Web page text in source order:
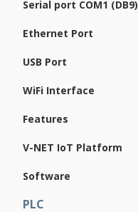
Serial port COM1 (DB9)
Ethernet Port
USB Port
WiFi Interface
Features
V-NET IoT Platform
Software
PLC